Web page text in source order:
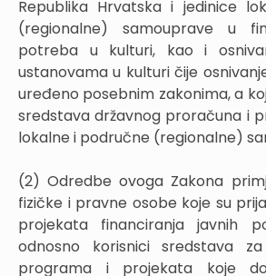
Republika Hrvatska i jedinice
(regionalne) samouprave u
potreba u kulturi, kao i
ustanovama u kulturi čije
uređeno posebnim zakonima, a
sredstava državnog proračuna i
lokalne i područne (regionalne)
(2) Odredbe ovoga Zakona
fizičke i pravne osobe koje su
projekata financiranja javnih
odnosno korisnici sredstava
programa i projekata koje